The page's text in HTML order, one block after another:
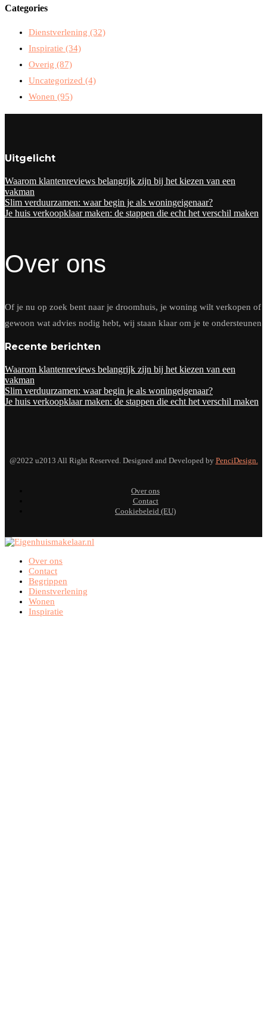
Categories
Dienstverlening (32)
Inspiratie (34)
Overig (87)
Uncategorized (4)
Wonen (95)
Uitgelicht
Waarom klantenreviews belangrijk zijn bij het kiezen van een
vakman
Slim verduurzamen: waar begin je als woningeigenaar?
Je huis verkoopklaar maken: de stappen die echt het verschil maken
Over ons
Of je nu op zoek bent naar je droomhuis, je woning wilt verkopen of
gewoon wat advies nodig hebt, wij staan klaar om je te ondersteunen
Recente berichten
Waarom klantenreviews belangrijk zijn bij het kiezen van een
vakman
Slim verduurzamen: waar begin je als woningeigenaar?
Je huis verkoopklaar maken: de stappen die echt het verschil maken
@2022 u2013 All Right Reserved. Designed and Developed by PenciDesign.
Over ons
Contact
Cookiebeleid (EU)
Over ons
Contact
Begrippen
Dienstverlening
Wonen
Inspiratie